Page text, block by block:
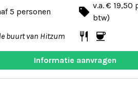
5 personen local_offer v.a. € 19,50
btw)
buurt van Hitzum restaurant coffee
Informatie aanvragen